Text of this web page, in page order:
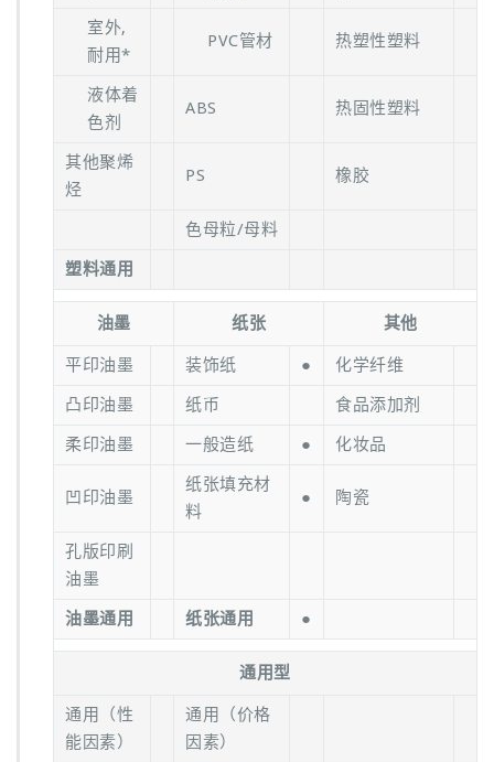
室外,
耐用*
PVC管材 热塑性塑料
液体着
色剂
ABS 热固性塑料
其他聚烯
烃
PS 橡胶
色母粒/母料
塑料通用
油墨 纸张 其他
平印油墨 装饰纸 ●
化学纤维
凸印油墨
纸币
食品添加剂
柔印油墨
一般造纸 ● 化妆品
凹印油墨
纸张填充材
料
● 陶瓷
孔版印刷
油墨
油墨通用
纸张通用 ●
通用型
通用（性
能因素）
通用（价格
因素）